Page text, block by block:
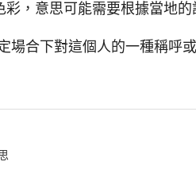
，意思可能需要根據當地的
合下對這個人的一種稱呼